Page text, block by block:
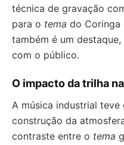
técnica de gravação
para o tema do Coringa
também é um
com o público.
O impacto da trilha
A música industrial teve
construção da
contraste entre o tema